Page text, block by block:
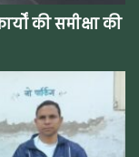
की समीक्षा की